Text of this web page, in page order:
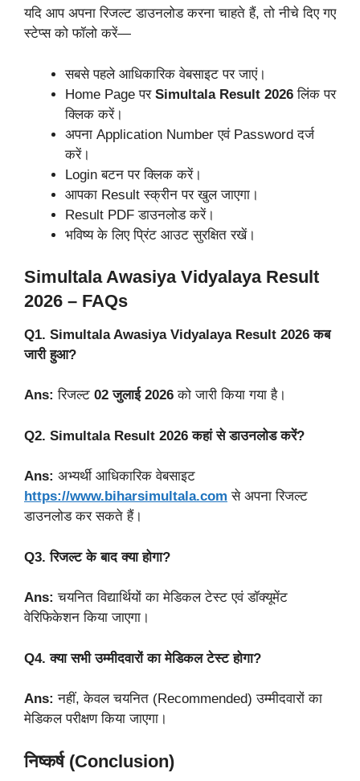
यदि आप अपना रिजल्ट डाउनलोड करना चाहते हैं, तो नीचे दिए गए
स्टेप्स को फॉलो करें—
सबसे पहले आधिकारिक वेबसाइट पर जाएं।
Home Page पर Simultala Result 2026 लिंक पर
क्लिक करें।
अपना Application Number एवं Password दर्ज
करें।
Login बटन पर क्लिक करें।
आपका Result स्क्रीन पर खुल जाएगा।
Result PDF डाउनलोड करें।
भविष्य के लिए प्रिंट आउट सुरक्षित रखें।
Simultala Awasiya Vidyalaya Result
2026 – FAQs
Q1. Simultala Awasiya Vidyalaya Result 2026 कब
जारी हुआ?
Ans: रिजल्ट 02 जुलाई 2026 को जारी किया गया है।
Q2. Simultala Result 2026 कहां से डाउनलोड करें?
Ans: अभ्यर्थी आधिकारिक वेबसाइट
https://www.biharsimultala.com से अपना रिजल्ट
डाउनलोड कर सकते हैं।
Q3. रिजल्ट के बाद क्या होगा?
Ans: चयनित विद्यार्थियों का मेडिकल टेस्ट एवं डॉक्यूमेंट
वेरिफिकेशन किया जाएगा।
Q4. क्या सभी उम्मीदवारों का मेडिकल टेस्ट होगा?
Ans: नहीं, केवल चयनित (Recommended) उम्मीदवारों का
मेडिकल परीक्षण किया जाएगा।
निष्कर्ष (Conclusion)